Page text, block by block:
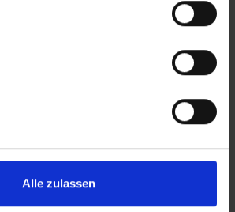
Alle zulassen